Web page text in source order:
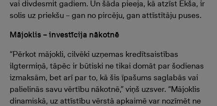
vai divdesmit gadiem. Un šāda pieeja, kā atzīst Ekša, ir
solis uz priekšu – gan no pircēju, gan attīstītāju puses.
Mājoklis – investīcija nākotnē
“Pērkot mājokli, cilvēki uzņemas kredītsaistības
ilgtermiņā, tāpēc ir būtiski ne tikai domāt par šodienas
izmaksām, bet arī par to, kā šis īpašums saglabās vai
palielinās savu vērtību nākotnē,” viņš uzsver. “Mājoklis
dinamiskā, uz attīstību vērstā apkaimē var nozīmēt ne